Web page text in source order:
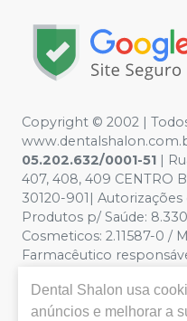
Copyright © 2002 |
05.202.632/0001-51 |
407, 408, 409 CENTRO
30120-901|
Produtos p/ Saúde:
Cosmeticos: 2.11587-0 /
Farmacêutico
CRF/MG nº 32.229 |
Fotos meramente
da loja virtual estão
Dental Shalon usa
anúncios e melhorar a